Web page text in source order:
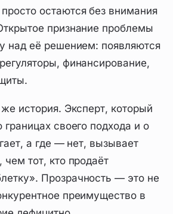
остаются без внимания
признание проблемы
над её решением: появляются
финансирование,
история. Эксперт, который
границах своего подхода и о
а где — нет, вызывает
тот, кто продаёт
Прозрачность — это не
преимущество в